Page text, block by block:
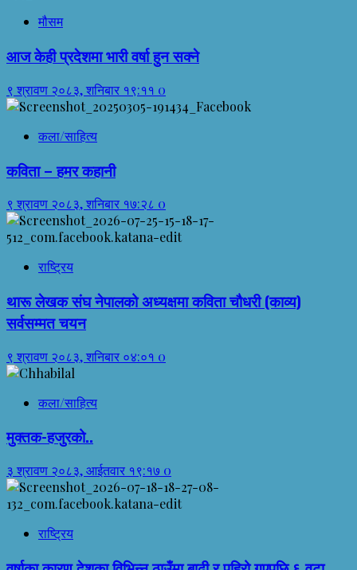
मौसम
आज केही प्रदेशमा भारी वर्षा हुन सक्ने
९ श्रावण २०८३, शनिबार १९:११ 0
कला/साहित्य
कविता – हमर कहानी
९ श्रावण २०८३, शनिबार १७:२८ 0
राष्ट्रिय
थारू लेखक संघ नेपालको अध्यक्षमा कविता चौधरी (काव्य)
सर्वसम्मत चयन
९ श्रावण २०८३, शनिबार ०४:०१ 0
कला/साहित्य
मुक्तक-हजुरको..
३ श्रावण २०८३, आईतवार १९:१७ 0
राष्ट्रिय